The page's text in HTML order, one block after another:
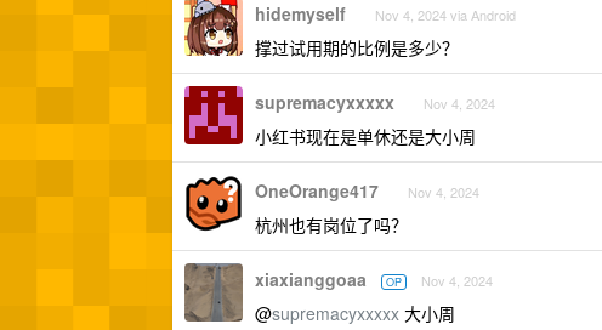
hidemyself Nov 4, 2024 via Android
撑过试用期的比例是多少？
supremacyxxxxx Nov 4, 2024
小红书现在是单休还是大小周
OneOrange417 Nov 4, 2024
杭州也有岗位了吗？
xiaxianggoaa OP Nov 4, 2024
@supremacyxxxxx 大小周